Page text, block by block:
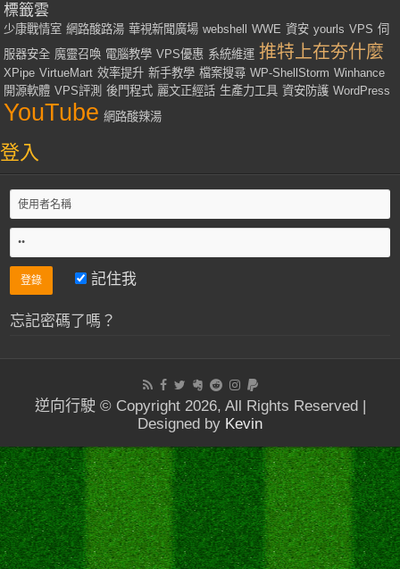
標籤雲
少康戰情室 網路酸路湯 華視新聞廣場 webshell WWE 資安 yourls VPS 伺
服器安全 魔靈召喚 電腦教學 VPS優惠 系統維運 推特上在夯什麼
XPipe VirtueMart 效率提升 新手教學 檔案搜尋 WP-ShellStorm Winhance
開源軟體 VPS評測 後門程式 麗文正經話 生產力工具 資安防護 WordPress
YouTube 網路酸辣湯
登入
記住我
忘記密碼了嗎？
逆向行駛 © Copyright 2026, All Rights Reserved |
Designed by Kevin